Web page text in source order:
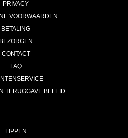
PRIVACY
VOORWAARDEN
BETALING
BEZORGEN
CONTACT
FAQ
TERUGGAVE BELEID
LIPPEN